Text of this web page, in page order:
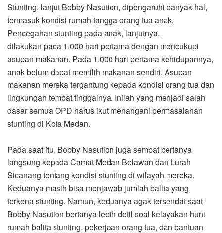
Stunting, lanjut Bobby Nasution, dipengaruhi banyak hal,
termasuk kondisi rumah tangga orang tua anak.
Pencegahan stunting pada anak, lanjutnya,
dilakukan pada 1.000 hari pertama dengan mencukupi
asupan makanan. Pada 1.000 hari pertama kehidupannya,
anak belum dapat memilih makanan sendiri. Asupan
makanan mereka tergantung kepada kondisi orang tua dan
lingkungan tempat tinggalnya. Inilah yang menjadi salah
dasar semua OPD harus ikut menangani permasalahan
stunting di Kota Medan.
Pada saat itu, Bobby Nasution juga sempat bertanya
langsung kepada Camat Medan Belawan dan Lurah
Sicanang tentang kondisi stunting di wilayah mereka.
Keduanya masih bisa menjawab jumlah balita yang
terkena stunting. Namun, keduanya agak tersendat saat
Bobby Nasution bertanya lebih detil soal kelayakan huni
rumah balita stunting, pekerjaan orang tua, dan bantuan